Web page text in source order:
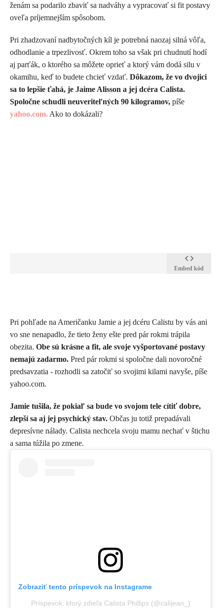
ženám sa podarilo zbaviť sa nadváhy a vypracovať si fit postavy
oveľa príjemnejším spôsobom.
Pri zhadzovaní nadbytočných kíl je potrebná naozaj silná vôľa,
odhodlanie a trpezlivosť. Okrem toho sa však pri chudnutí hodí
aj parťák, o ktorého sa môžete oprieť a ktorý vám dodá silu v
okamihu, keď to budete chcieť vzdať. Dôkazom, že vo dvojici
sa to lepšie ťahá, je Jaime Alisson a jej dcéra Calista.
Spoločne schudli neuveriteľných 90 kilogramov, píše
yahoo.com. Ako to dokázali?
Embed kód
Pri pohľade na Američanku Jamie a jej dcéru Calistu by vás ani
vo sne nenapadlo, že tieto ženy ešte pred pár rokmi trápila
obezita. Obe sú krásne a fit, ale svoje vyšportované postavy
nemajú zadarmo. Pred pár rokmi si spoločne dali novoročné
predsavzatia - rozhodli sa zatočiť so svojimi kilami navyše, píše
yahoo.com.
Jamie tušila, že pokiaľ sa bude vo svojom tele cítiť dobre,
zlepší sa aj jej psychický stav. Občas ju totiž prepadávali
depresívne nálady. Calista nechcela svoju mamu nechať v štichu
a sama túžila po zmene.
Zobraziť tento príspevok na Instagrame
Príspevok, ktorý zdieľa Calista Phillips (@calijean_)